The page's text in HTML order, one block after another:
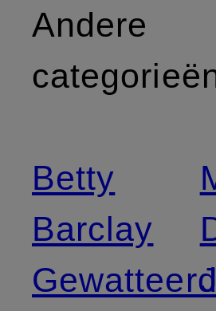
Andere
Betty
Barclay